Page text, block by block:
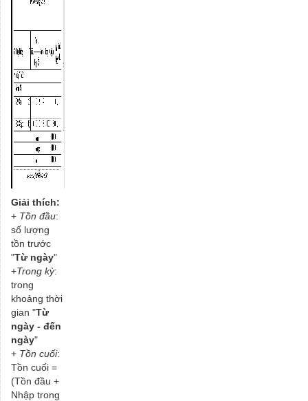
Giải thích:
+ Tồn đầu:
số lượng
tồn trước
"Từ ngày"
+Trong kỳ:
trong
khoảng thời
gian "Từ
ngày - đến
ngày"
+ Tồn cuối:
Tồn cuối =
(Tồn đầu +
Nhập trong